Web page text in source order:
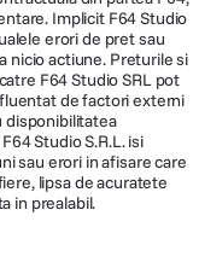
ca un sistem
AI de detectare a
persoanelor aflate
inregistrarea atunci cand
si stocate dovezi
de urgenta
Implicit F64 Studio
erori de pret sau
nicio actiune. Preturile si
F64 Studio SRL pot
de factori externi
disponibilitatea
Studio S.R.L. isi
sau erori in afisare care
lipsa de acuratete
in prealabil.